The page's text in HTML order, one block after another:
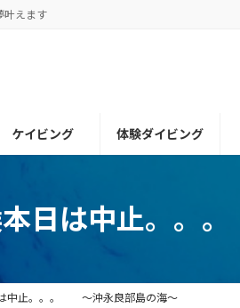
叶えます
ケイビング 体験ダイビング
本日は中止。
中止。。。 ～沖永良部島の海～